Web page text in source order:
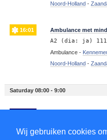
Wij gebruiken cookies
Noord-Holland -
16:01 Ambulance met
A2 (dia: ja)
Ambulance -
Noord-Holland -
Saturday 08:00 - 9:00
Politie naar